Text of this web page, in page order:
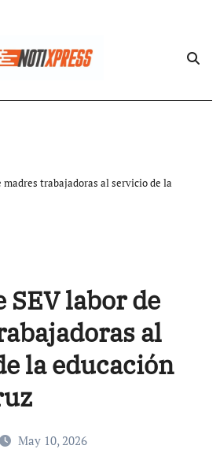
madres trabajadoras al servicio de la
SEV labor de
al
la educación
May 10, 2026